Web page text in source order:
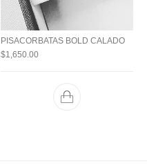
PISACORBATAS BOLD CALADO
$1,650.00